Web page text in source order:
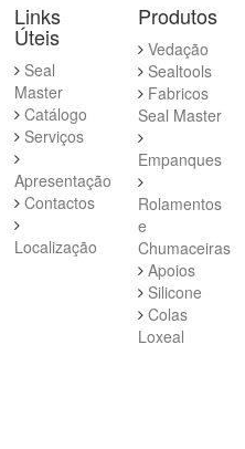
Links
Úteis
Seal
Master
Catálogo
Serviços
Apresentação
Contactos
Localização
Produtos
Vedação
Sealtools
Fabricos
Seal Master
Empanques
Rolamentos
e
Chumaceiras
Apoios
Silicone
Colas
Loxeal